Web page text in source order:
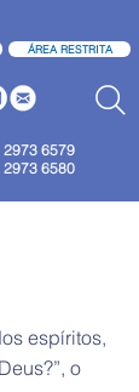
ÁREA RESTRITA
2973 6579
6580
espíritos,
o